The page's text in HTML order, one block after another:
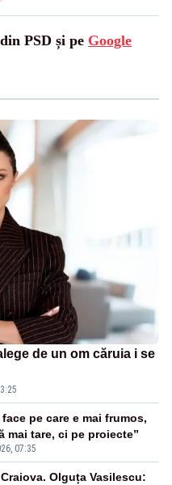
PSD și pe Google
de un om căruia i se
07:35
pe care e mai frumos,
mai tare, ci pe proiecte”
Olguța Vasilescu: